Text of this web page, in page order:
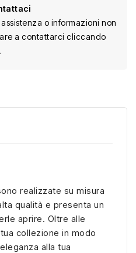
assistenza o informazioni non
a contattarci cliccando
realizzate su misura
qualità e presenta un
aprire. Oltre alle
collezione in modo
alla tua